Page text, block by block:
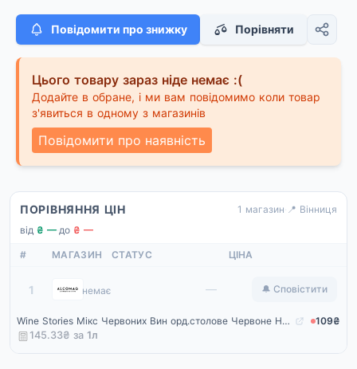
Повідомити про знижку Порівняти
Цього товару зараз ніде немає :(
Додайте в обране, і ми вам повідомимо коли товар
з'явиться в одному з магазинів
Повідомити про наявність
ПОРІВНЯННЯ ЦІН 1 магазин· 📍 Вінниця
від ₴ —·до ₴ —
# МАГАЗИН СТАТУС ЦІНА
1 Alcomag
немає — 🔔 Сповістити
Wine Stories Мікс Червоних Вин орд.столове Червоне Напівсолодке 0.75 л
109₴
145.33₴ за 1л